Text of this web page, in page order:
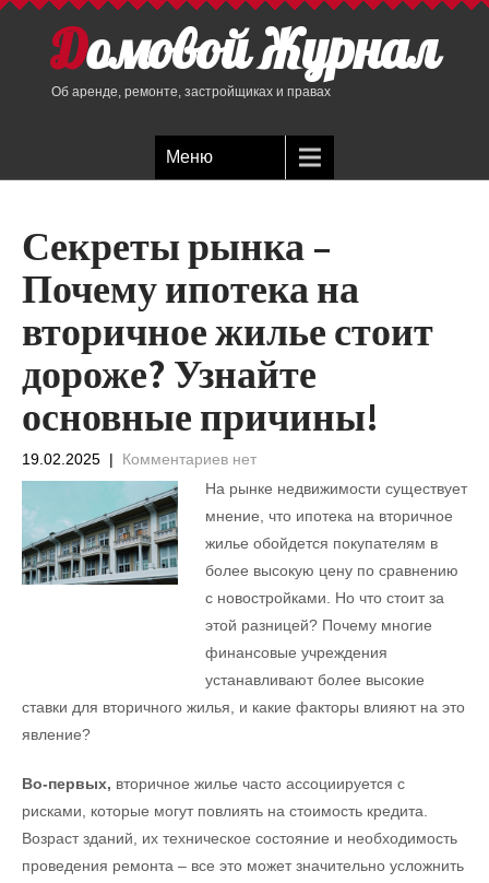
Домовой Журнал
Об аренде, ремонте, застройщиках и правах
Меню
Секреты рынка –
Почему ипотека на
вторичное жилье стоит
дороже? Узнайте
основные причины!
19.02.2025 | Комментариев нет
На рынке недвижимости существует
мнение, что ипотека на вторичное
жилье обойдется покупателям в
более высокую цену по сравнению
с новостройками. Но что стоит за
этой разницей? Почему многие
финансовые учреждения
устанавливают более высокие
ставки для вторичного жилья, и какие факторы влияют на это
явление?
Во-первых, вторичное жилье часто ассоциируется с
рисками, которые могут повлиять на стоимость кредита.
Возраст зданий, их техническое состояние и необходимость
проведения ремонта – все это может значительно усложнить